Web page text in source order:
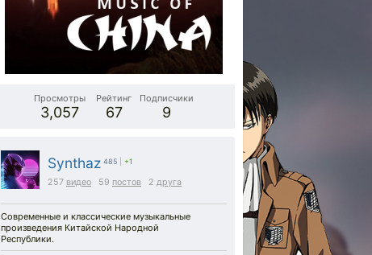
Просмотры
3,057
Рейтинг
67
Подписчики
9
Synthaz 485 +1
257 видео 59 постов 2 друга
Современные и классические музыкальные
произведения Китайской Народной
Республики.